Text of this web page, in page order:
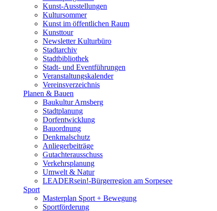
Kunst-Ausstellungen
Kultursommer
Kunst im öffentlichen Raum
Kunsttour
Newsletter Kulturbüro
Stadtarchiv
Stadtbibliothek
Stadt- und Eventführungen
Veranstaltungskalender
Vereinsverzeichnis
Planen & Bauen
Baukultur Arnsberg
Stadtplanung
Dorfentwicklung
Bauordnung
Denkmalschutz
Anliegerbeiträge
Gutachterausschuss
Verkehrsplanung
Umwelt & Natur
LEADERsein!-Bürgerregion am Sorpesee
Sport
Masterplan Sport + Bewegung
Sportförderung